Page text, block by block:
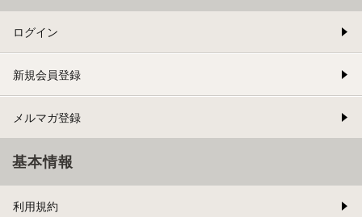
ログイン
新規会員登録
メルマガ登録
基本情報
利用規約